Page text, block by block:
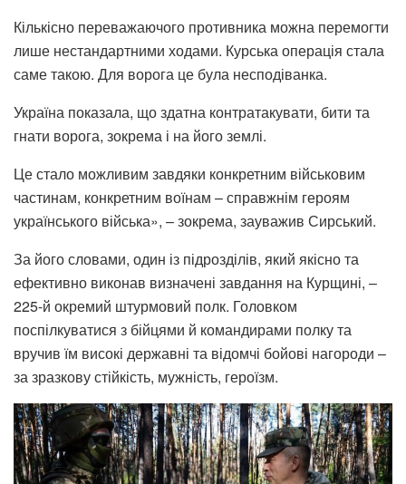
Кількісно переважаючого противника можна перемогти
лише нестандартними ходами. Курська операція стала
саме такою. Для ворога це була несподіванка.
Україна показала, що здатна контратакувати, бити та
гнати ворога, зокрема і на його землі.
Це стало можливим завдяки конкретним військовим
частинам, конкретним воїнам – справжнім героям
українського війська», – зокрема, зауважив Сирський.
За його словами, один із підрозділів, який якісно та
ефективно виконав визначені завдання на Курщині, –
225-й окремий штурмовий полк. Головком
поспілкуватися з бійцями й командирами полку та
вручив їм високі державні та відомчі бойові нагороди –
за зразкову стійкість, мужність, героїзм.